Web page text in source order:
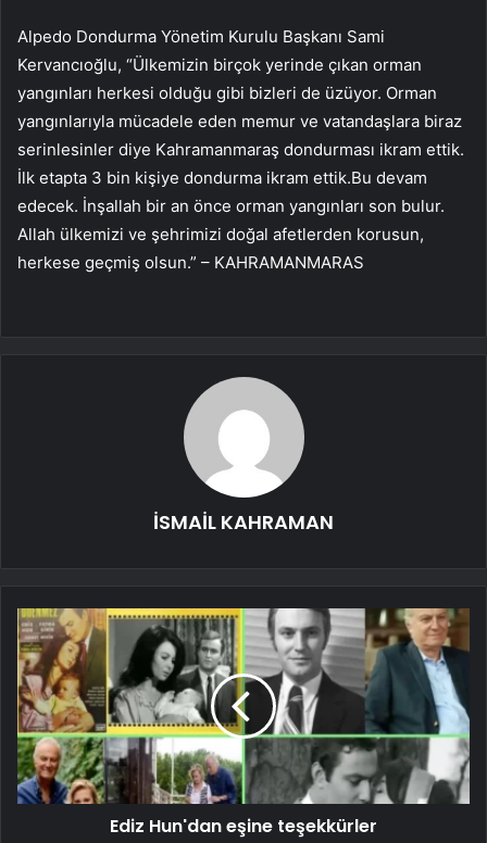
Alpedo Dondurma Yönetim Kurulu Başkanı Sami
Kervancıoğlu, “Ülkemizin birçok yerinde çıkan orman
yangınları herkesi olduğu gibi bizleri de üzüyor. Orman
yangınlarıyla mücadele eden memur ve vatandaşlara biraz
serinlesinler diye Kahramanmaraş dondurması ikram ettik.
İlk etapta 3 bin kişiye dondurma ikram ettik.Bu devam
edecek. İnşallah bir an önce orman yangınları son bulur.
Allah ülkemizi ve şehrimizi doğal afetlerden korusun,
herkese geçmiş olsun.” – KAHRAMANMARAS
İSMAİL KAHRAMAN
Ediz Hun'dan eşine teşekkürler